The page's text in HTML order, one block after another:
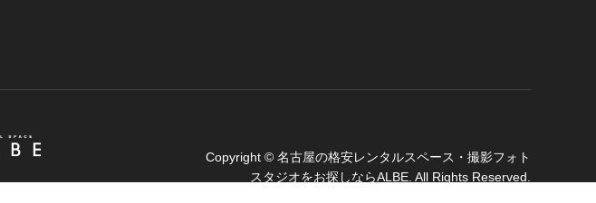
Copyright © 名古屋の格安レンタルスペース・撮影フォト
スタジオをお探しならALBE . All Rights Reserved.